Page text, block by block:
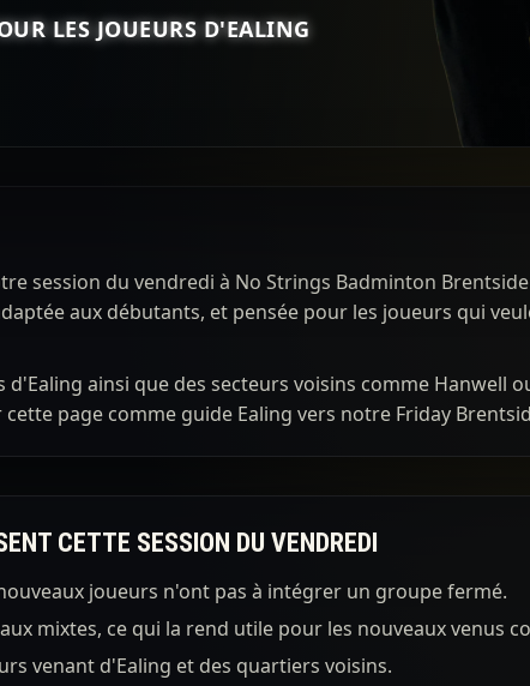
LES JOUEURS D'EALING
session du vendredi à No Strings Badminton
aux débutants, et pensée pour les joueurs qui
ainsi que des secteurs voisins comme Hanwell
page comme guide Ealing vers notre Friday
CETTE SESSION DU VENDREDI
joueurs n'ont pas à intégrer un groupe fermé.
mixtes, ce qui la rend utile pour les nouveaux venus
venant d'Ealing et des quartiers voisins.